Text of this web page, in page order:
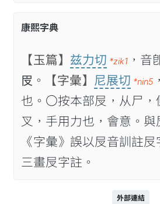
康熙字典
【玉篇】 兹力切 *zik1 ，音
𠬩。
【字彙】 尼展切 *nin5
也。〇按本部𡰫，从尸，
叉，手用力也，會意。與
《字彙》誤以𡰫音訓註
三畫𡰫字註。
外部連結